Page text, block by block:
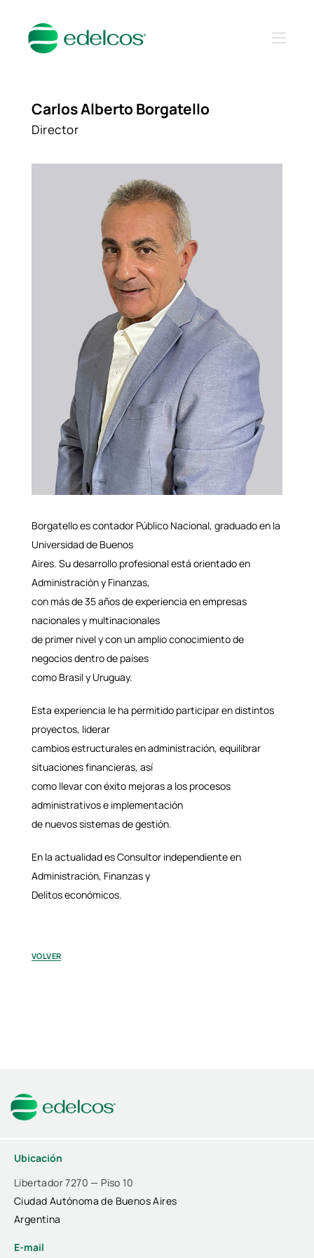
Carlos Alberto Borgatello
Director
Borgatello es contador Público Nacional, graduado en la
Universidad de Buenos
Aires. Su desarrollo profesional está orientado en
Administración y Finanzas,
con más de 35 años de experiencia en empresas
nacionales y multinacionales
de primer nivel y con un amplio conocimiento de
negocios dentro de países
como Brasil y Uruguay.
Esta experiencia le ha permitido participar en distintos
proyectos, liderar
cambios estructurales en administración, equilibrar
situaciones financieras, así
como llevar con éxito mejoras a los procesos
administrativos e implementación
de nuevos sistemas de gestión.
En la actualidad es Consultor independiente en
Administración, Finanzas y
Delitos económicos.
VOLVER
Ubicación
Libertador 7270 — Piso 10
Ciudad Autónoma de Buenos Aires
Argentina
E-mail